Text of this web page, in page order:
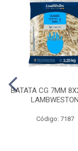
BATATA CG 7MM
LAMBWESTON
Código: 7187